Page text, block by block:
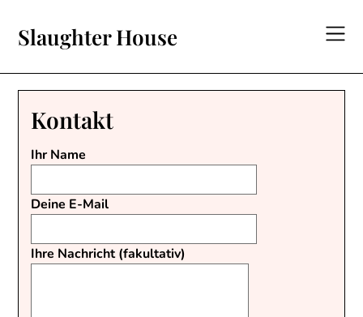
content
Slaughter House
Kontakt
Ihr Name
Deine E-Mail
Ihre Nachricht (fakultativ)